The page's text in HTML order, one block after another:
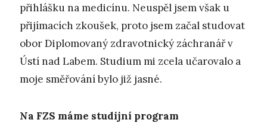
přihlášku na medicínu. Neuspěl jsem však u
přijímacích zkoušek, proto jsem začal studovat
obor Diplomovaný zdravotnický záchranář v
Ústí nad Labem. Studium mi zcela učarovalo a
moje směřování bylo již jasné.
Na FZS máme studijní program